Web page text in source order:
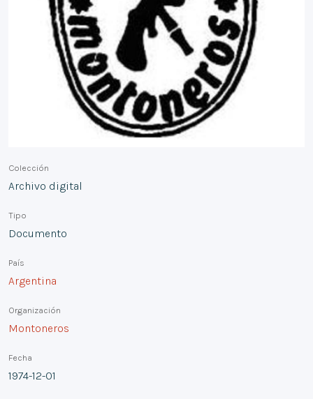
Colección
Archivo digital
Tipo
Documento
País
Argentina
Organización
Montoneros
Fecha
1974-12-01